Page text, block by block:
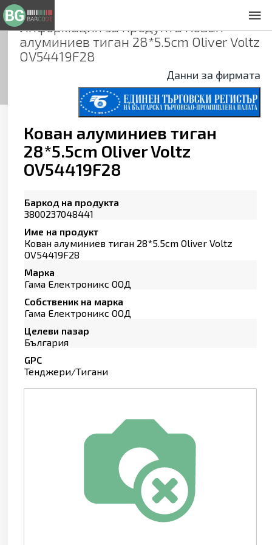
Информация за продуктаКован
алуминиев тиган 28*5.5cm Oliver Voltz
OV54419F28
Данни за фирмата
Кован алуминиев тиган
28*5.5cm Oliver Voltz
OV54419F28
Баркод на продукта
3800237048441
Име на продукт
Кован алуминиев тиган 28*5.5cm Oliver Voltz
OV54419F28
Марка
Гама Електроникс ООД
Собственик на марка
Гама Електроникс ООД
Целеви пазар
България
GPC
Тенджери/Тигани
Общи условия
Декларация за проверителност
Заснемане на продукти
Контакти